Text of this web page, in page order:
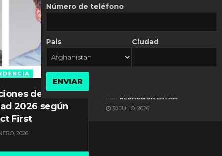
de
2026 según
First
2026
ES NOTICIA
POR REDACCIÓN LATAM
30 JULIO, 2026
Número de teléfono
Pais Ciudad
ENVIAR